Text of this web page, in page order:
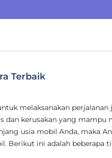
Terbaik
melaksanakan perjalanan
dan kerusakan yang mampu
usia mobil Anda, maka
Berikut ini adalah beberapa